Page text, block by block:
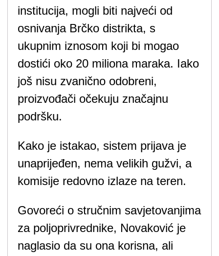
institucija, mogli biti najveći od
osnivanja Brčko distrikta, s
ukupnim iznosom koji bi mogao
dostići oko 20 miliona maraka. Iako
još nisu zvanično odobreni,
proizvođači očekuju značajnu
podršku.
Kako je istakao, sistem prijava je
unaprijeđen, nema velikih gužvi, a
komisije redovno izlaze na teren.
Govoreći o stručnim savjetovanjima
za poljoprivrednike, Novaković je
naglasio da su ona korisna, ali